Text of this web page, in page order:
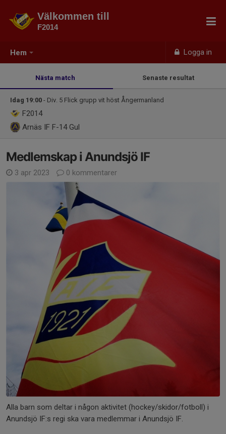
Hem Logga in
Välkommen till
F2014
Nästa match Senaste resultat
Idag 19:00 - Div. 5 Flick grupp vit höst Ångermanland
F2014
Arnäs IF F-14 Gul
Medlemskap i Anundsjö IF
3 apr 2023 0 kommentarer
Alla barn som deltar i någon aktivitet (hockey/skidor/fotboll) i
Anundsjö IF:s regi ska vara medlemmar i Anundsjö IF.